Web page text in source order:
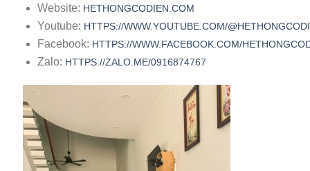
Website: HETHONGCODIEN.COM
Youtube: HTTPS://WWW.YOUTUBE.COM/
Facebook: HTTPS://WWW.FACEBOOK.COM/
Zalo: HTTPS://ZALO.ME/0916874767